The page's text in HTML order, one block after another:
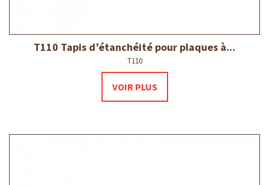
T110 Tapis d’étanchéité pour plaques à...
T110
VOIR PLUS